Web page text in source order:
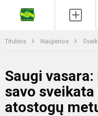
Titulinis Naujienos
Saugi
savo
atostogų